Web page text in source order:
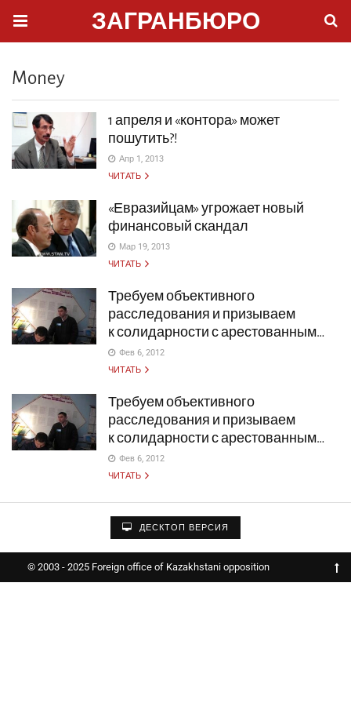
ЗАГРАНБЮРО
Money
1 апреля и «контора» может
пошутить?!
Апр 1, 2013
ЧИТАТЬ
«Евразийцам» угрожает новый
финансовый скандал
Мар 19, 2013
ЧИТАТЬ
Требуем объективного
расследования и призываем
к солидарности с арестованным…
Фев 6, 2012
ЧИТАТЬ
Требуем объективного
расследования и призываем
к солидарности с арестованным…
Фев 6, 2012
ЧИТАТЬ
ДЕСКТОП ВЕРСИЯ
© 2003 - 2025 Foreign office of Kazakhstani opposition